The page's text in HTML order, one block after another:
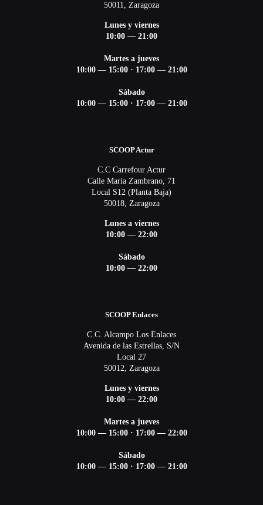
50011, Zaragoza
Lunes y viernes
10:00 — 21:00
Martes a jueves
10:00 — 15:00 · 17:00 — 21:00
Sábado
10:00 — 15:00 · 17:00 — 21:00
SCOOP Actur
C.C Carrefour Actur
Calle María Zambrano, 71
Local S12 (Planta Baja)
50018, Zaragoza
Lunes a viernes
10:00 — 22:00
Sábado
10:00 — 22:00
SCOOP Enlaces
C.C. Alcampo Los Enlaces
Avenida de las Estrellas, S/N
Local 27
50012, Zaragoza
Lunes y viernes
10:00 — 22:00
Martes a jueves
10:00 — 15:00· 17:00 — 22:00
Sábado
10:00 — 15:00· 17:00 — 21:00